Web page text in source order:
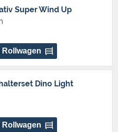
Super Wind Up
Rollwagen
Dino Light
Rollwagen